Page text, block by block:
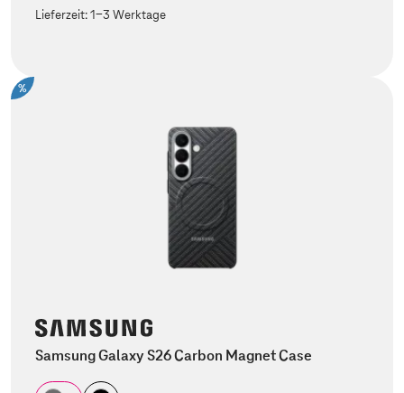
Lieferzeit:1-3 Werktage
%
Samsung Galaxy S26 Carbon Magnet Case